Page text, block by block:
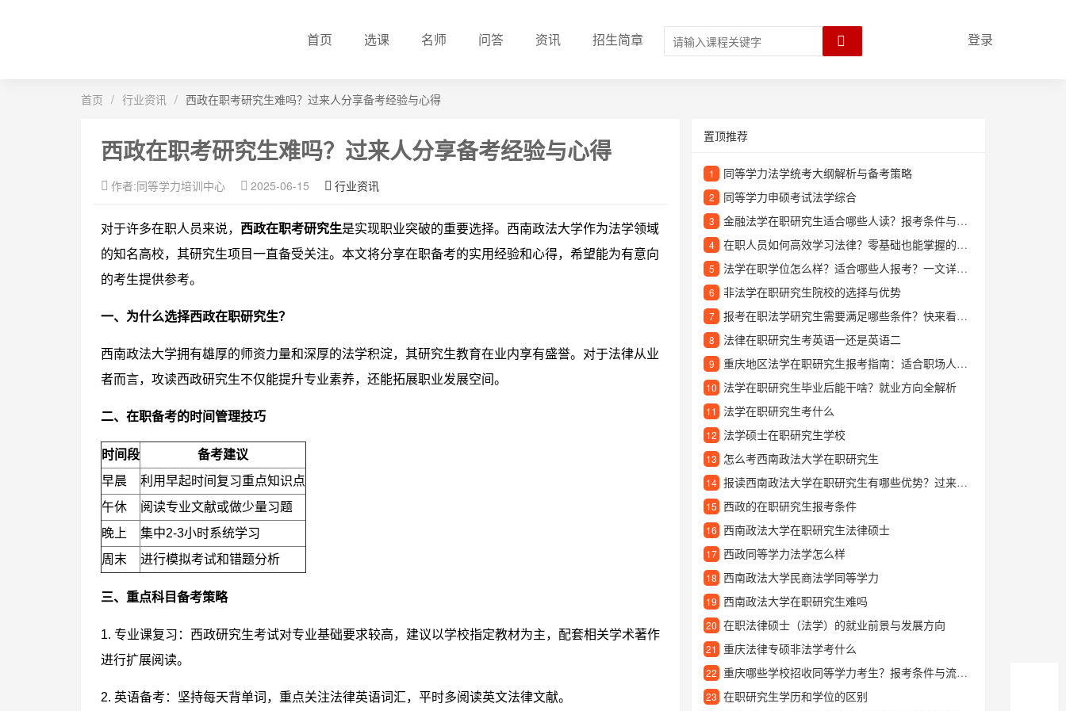
首页 选课 名师 问答 资讯 招生简章 登录
首页 / 行业资讯 / 西政在职考研究生难吗？过来人分享备考经验与心得
西政在职考研究生难吗？过来人分享备考经验与心得
作者:同等学力培训中心 2025-06-15 行业资讯
对于许多在职人员来说， 西政在职考研究生是实现职业突破的重要选择。西南政法大学作为法学领域
的知名高校，其研究生项目一直备受关注。本文将分享在职备考的实用经验和心得，希望能为有意向
的考生提供参考。
一、为什么选择西政在职研究生？
西南政法大学拥有雄厚的师资力量和深厚的法学积淀，其研究生教育在业内享有盛誉。对于法律从业
者而言，攻读西政研究生不仅能提升专业素养，还能拓展职业发展空间。
二、在职备考的时间管理技巧
时间段
备考建议
早晨
利用早起时间复习重点知识点
午休
阅读专业文献或做少量习题
晚上
集中2-3小时系统学习
周末
进行模拟考试和错题分析
三、重点科目备考策略
1. 专业课复习：西政研究生考试对专业基础要求较高，建议以学校指定教材为主，配套相关学术著作
进行扩展阅读。
2. 英语备考：坚持每天背单词，重点关注法律英语词汇，平时多阅读英文法律文献。
置顶推荐
1 同等学力法学统考大纲解析与备考策略
2 同等学力申硕考试法学综合
3 金融法学在职研究生适合哪些人读？报考条件与课程优势解析
4 在职人员如何高效学习法律？零基础也能掌握的专业指南
5 法学在职学位怎么样？适合哪些人报考？一文详解报考价值与学习方向
6 非法学在职研究生院校的选择与优势
7 报考在职法学研究生需要满足哪些条件？快来看看你符合要求吗
8 法律在职研究生考英语一还是英语二
9 重庆地区法学在职研究生报考指南：适合职场人士的深造选择
10 法学在职研究生毕业后能干啥？就业方向全解析
11 法学在职研究生考什么
12 法学硕士在职研究生学校
13 怎么考西南政法大学在职研究生
14 报读西南政法大学在职研究生有哪些优势？过来人分享真实体验
15 西政的在职研究生报考条件
16 西南政法大学在职研究生法律硕士
17 西政同等学力法学怎么样
18 西南政法大学民商法学同等学力
19 西南政法大学在职研究生难吗
20 在职法律硕士（法学）的就业前景与发展方向
21 重庆法律专硕非法学考什么
22 重庆哪些学校招收同等学力考生？报考条件与流程详解
23 在职研究生学历和学位的区别